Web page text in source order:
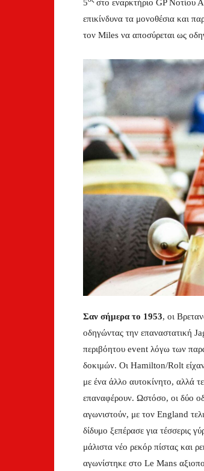
5
στο εναρκτήριο GP Νοτίου
επικίνδυνα τα μονοθέσια και
τον Miles να αποσύρεται ως
Σαν σήμερα το 1953, οι
οδηγώντας την επαναστατική
περιβόητου event λόγω των
δοκιμών. Οι Hamilton/Rolt είχαν
με ένα άλλο αυτοκίνητο, αλλά
επαναφέρουν. Ωστόσο, οι δύο
αγωνιστούν, με τον England
δίδυμο ξεπέρασε για τέσσερις
μάλιστα νέο ρεκόρ πίστας και
αγωνίστηκε στο Le Mans